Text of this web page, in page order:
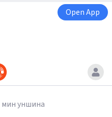
Open App
мин уншина